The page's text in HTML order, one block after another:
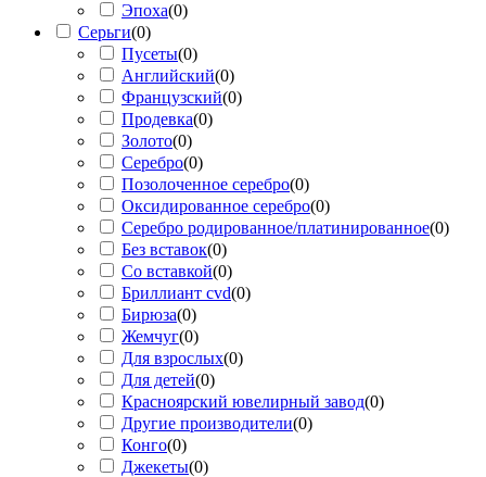
Эпоха(0)
Серьги(0)
Пусеты(0)
Английский(0)
Французский(0)
Продевка(0)
Золото(0)
Серебро(0)
Позолоченное серебро(0)
Оксидированное серебро(0)
Серебро родированное/платинированное(0)
Без вставок(0)
Со вставкой(0)
Бриллиант cvd(0)
Бирюза(0)
Жемчуг(0)
Для взрослых(0)
Для детей(0)
Красноярский ювелирный завод(0)
Другие производители(0)
Конго(0)
Джекеты(0)